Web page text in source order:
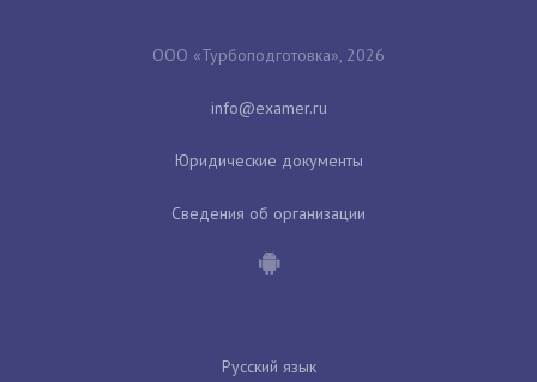
ООО «Турбоподготовка», 2026
Юридические документы
Сведения об организации
Русский язык